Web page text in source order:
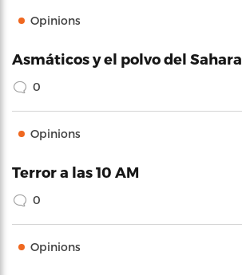
Opinions
Asmáticos y el polvo del Sahara
0
Opinions
Terror a las 10 AM
0
Opinions